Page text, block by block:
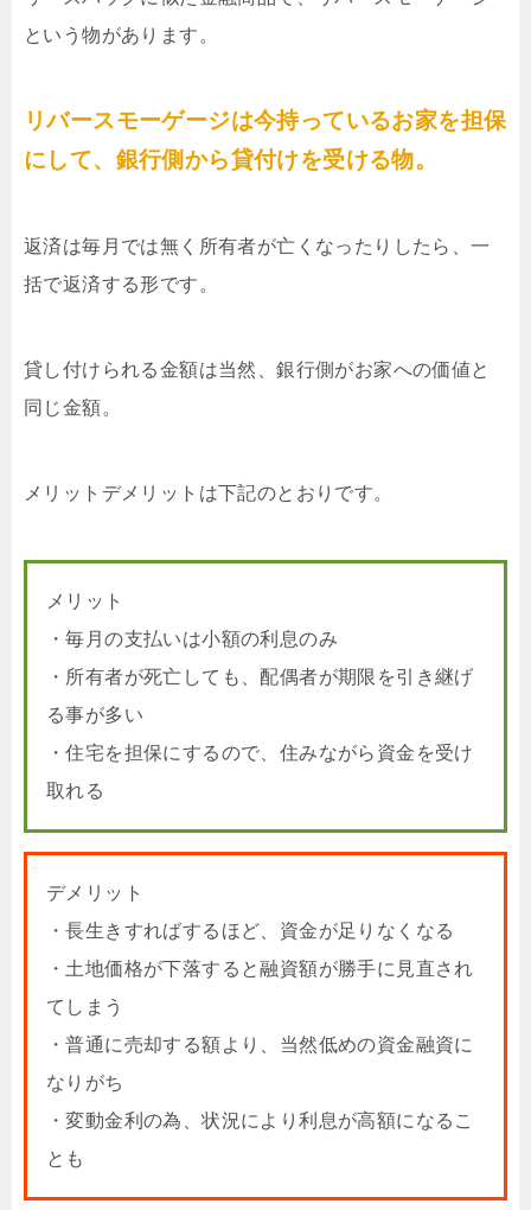
という物があります。
リバースモーゲージは今持っているお家を担保
にして、銀行側から貸付けを受ける物。
返済は毎月では無く所有者が亡くなったりしたら、一
括で返済する形です。
貸し付けられる金額は当然、銀行側がお家への価値と
同じ金額。
メリットデメリットは下記のとおりです。
メリット
・毎月の支払いは小額の利息のみ
・所有者が死亡しても、配偶者が期限を引き継げ
る事が多い
・住宅を担保にするので、住みながら資金を受け
取れる
デメリット
・長生きすればするほど、資金が足りなくなる
・土地価格が下落すると融資額が勝手に見直され
てしまう
・普通に売却する額より、当然低めの資金融資に
なりがち
・変動金利の為、状況により利息が高額になるこ
とも